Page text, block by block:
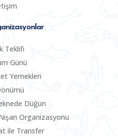
Teklifi
Günü
Yemekleri
Düğün
Organizasyonu
ile Transfer